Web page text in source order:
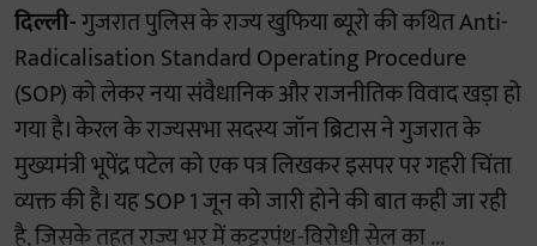
दिल्ली-गुजरात पुलिस के राज्य खुफिया ब्यूरो की कथित Anti-
Radicalisation Standard Operating Procedure
(SOP) को लेकर नया संवैधानिक और राजनीतिक विवाद खड़ा हो
गया है। केरल के राज्यसभा सदस्य जॉन ब्रिटास ने गुजरात के
मुख्यमंत्री भूपेंद्र पटेल को एक पत्र लिखकर इसपर पर गहरी चिंता
व्यक्त की है। यह SOP 1 जून को जारी होने की बात कही जा रही
है, जिसके तहत राज्य भर में कट्टरपंथ-विरोधी सेल का ...